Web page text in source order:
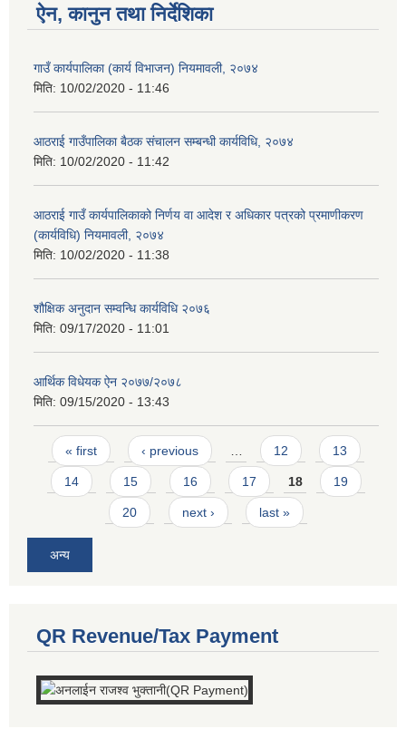
ऐन, कानुन तथा निर्देशिका
गाउँ कार्यपालिका (कार्य विभाजन) नियमावली, २०७४
मिति: 10/02/2020 - 11:46
आठराई गाउँपालिका बैठक संचालन सम्बन्धी कार्यविधि, २०७४
मिति: 10/02/2020 - 11:42
आठराई गाउँ कार्यपालिकाको निर्णय वा आदेश र अधिकार पत्रको प्रमाणीकरण
(कार्यविधि) नियमावली, २०७४
मिति: 10/02/2020 - 11:38
शौक्षिक अनुदान सम्वन्धि कार्यविधि २०७६
मिति: 09/17/2020 - 11:01
आर्थिक विधेयक ऐन २०७७/२०७८
मिति: 09/15/2020 - 13:43
Pages
« first ‹ previous … 12 13
14 15 16 17 18 19
20 next › last »
अन्य
QR Revenue/Tax Payment